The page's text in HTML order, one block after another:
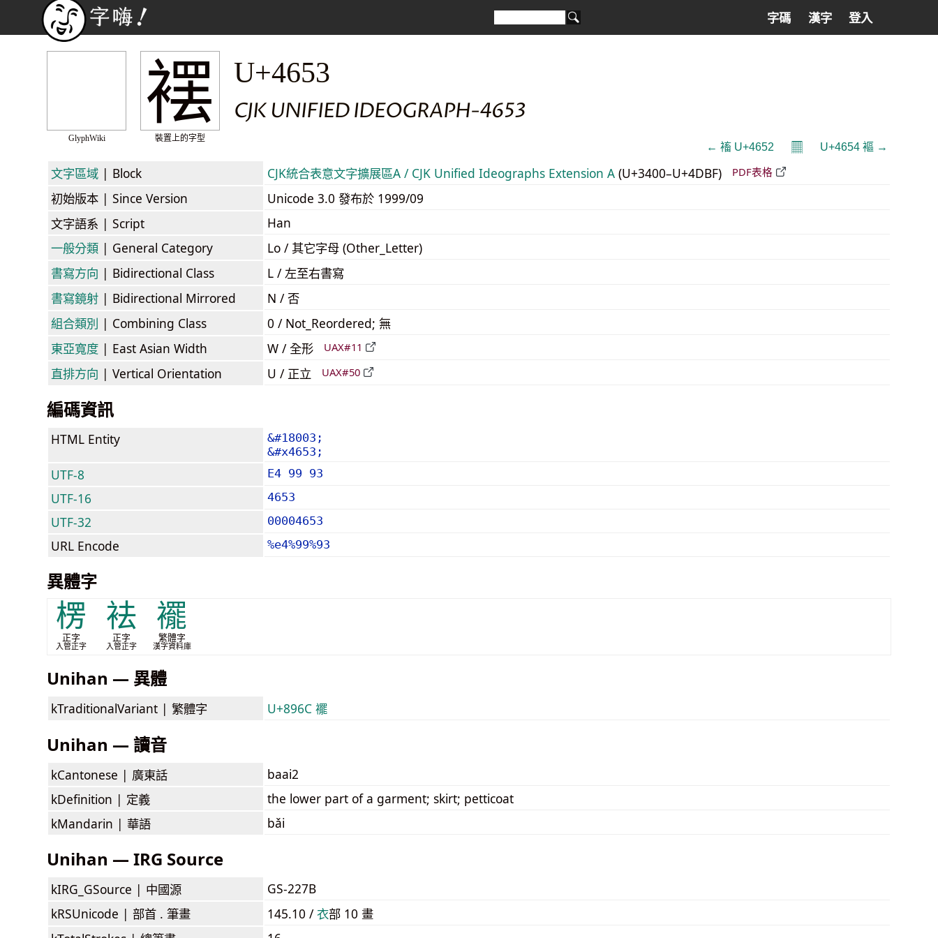
字碼 漢字 登入
GlyphWiki
䙓
裝置上的字型
U+4653
CJK UNIFIED IDEOGRAPH-4653
← 䙒 U+4652 𝄜 U+4654 䙔 →
文字區域 | Block CJK統合表意文字擴展區A / CJK Unified Ideographs Extension A (U+3400–U+4DBF) PDF表格
初始版本 | Since Version
Unicode 3.0 發布於 1999/09
文字語系 | Script
Han
一般分類 | General Category
Lo / 其它字母 (Other_Letter)
書寫方向 | Bidirectional Class
L / 左至右書寫
書寫鏡射 | Bidirectional Mirrored
N / 否
組合類別 | Combining Class
0 / Not_Reordered; 無
東亞寬度 | East Asian Width W / 全形 UAX#11
直排方向 | Vertical Orientation U / 正立 UAX#50
編碼資訊
HTML Entity
&#18003;
&#x4653;
UTF-8 E4 99 93
UTF-16 4653
UTF-32 00004653
URL Encode %e4%99%93
異體字
楞
正字
入管正字
袪
正字
入管正字
襬
繁體字
漢字資料庫
Unihan — 異體
kTraditionalVariant | 繁體字 U+896C 襬
Unihan — 讀音
kCantonese | 廣東話
baai2
kDefinition | 定義
the lower part of a garment; skirt; petticoat
kMandarin | 華語 bǎi
Unihan — IRG Source
kIRG_GSource | 中國源
GS-227B
kRSUnicode | 部首 . 筆畫 145.10 /⾐部 10 畫